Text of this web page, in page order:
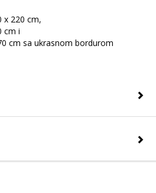
x 220 cm,
cm i
cm sa ukrasnom bordurom